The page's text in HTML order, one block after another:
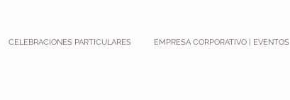
CELEBRACIONES PARTICULARES EMPRESA CORPORATIVO | EVENTOS